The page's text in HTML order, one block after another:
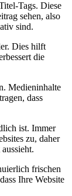
Tags.‍ Diese
sehen, also
sind.
Dies hilft
die
⁤Medieninhalte
dass
ist. Immer
zu, daher
frischen
‍Ihre Website